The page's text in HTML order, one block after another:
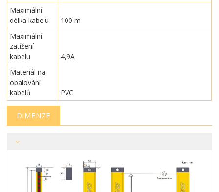
Maximální
délka kabelu
100 m
Maximální
zatížení
kabelu
4,9A
Materiál na
obalování
kabelů
PVC
DIMENZE